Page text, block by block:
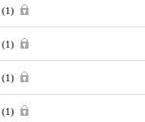
(1)
(1)
(1)
(1)